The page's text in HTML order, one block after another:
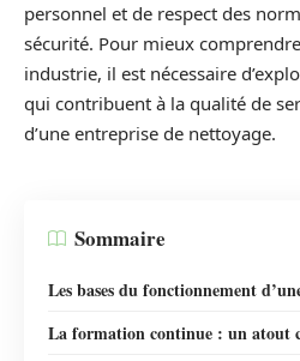
personnel et de respect des
sécurité. Pour mieux
industrie, il est nécessaire
qui contribuent à la qualité de
d’une entreprise de nettoyage.
Sommaire
Les bases du fonctionnement
La formation continue : un atout